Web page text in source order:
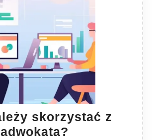
skorzystać z